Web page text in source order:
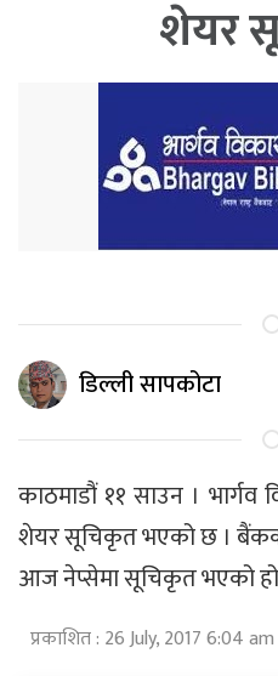
शेयर
डिल्ली सापकोटा
काठमाडौं ११ साउन ।
शेयर सूचिकृत भएको छ ।
आज नेप्सेमा सूचिकृत भएको
प्रकाशित : 26 July, 2017 6:04 am